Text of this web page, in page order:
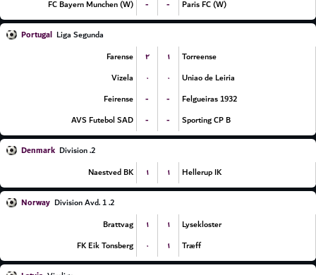
FC Bayern Munchen (W)
- - Paris FC (W)
Portugal Liga Segunda
Farense
۲ ۱
Torreense
Vizela
۰ ۰
Uniao de Leiria
Feirense
- -
Felgueiras 1932
AVS Futebol SAD
- - Sporting CP B
Denmark
2. Division
Naestved BK
۱ ۱ Hellerup IK
Norway
2. Division Avd. 1
Brattvag
۱ ۱
Lysekloster
FK Eik Tonsberg
۰ ۱ Træff